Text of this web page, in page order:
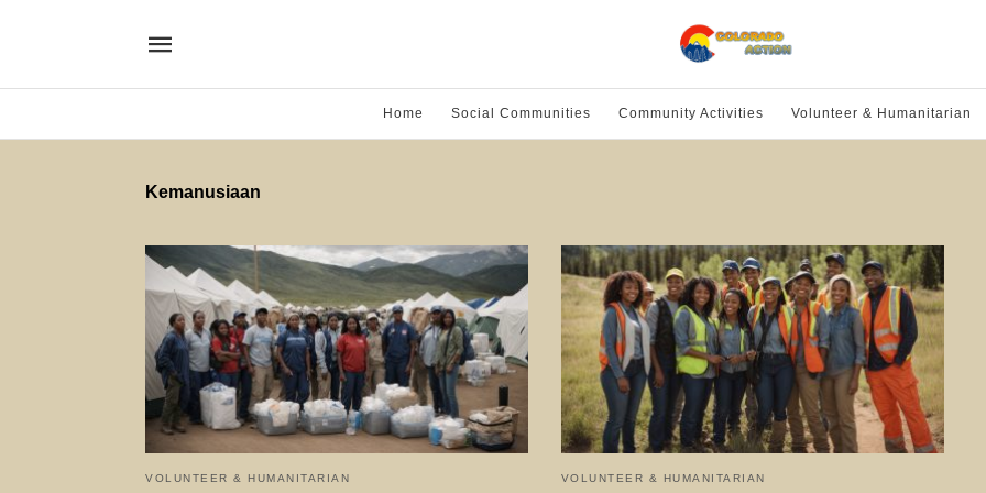
Home Social Communities Community Activities Volunteer & Humanitarian
Kemanusiaan
VOLUNTEER & HUMANITARIAN VOLUNTEER & HUMANITARIAN